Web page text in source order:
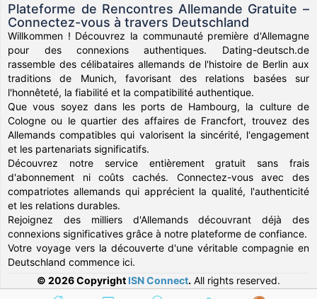
Plateforme de Rencontres Allemande Gratuite –
Connectez-vous à travers Deutschland
Willkommen ! Découvrez la communauté première d'Allemagne
pour des connexions authentiques. Dating-deutsch.de
rassemble des célibataires allemands de l'histoire de Berlin aux
traditions de Munich, favorisant des relations basées sur
l'honnêteté, la fiabilité et la compatibilité authentique.
Que vous soyez dans les ports de Hambourg, la culture de
Cologne ou le quartier des affaires de Francfort, trouvez des
Allemands compatibles qui valorisent la sincérité, l'engagement
et les partenariats significatifs.
Découvrez notre service entièrement gratuit sans frais
d'abonnement ni coûts cachés. Connectez-vous avec des
compatriotes allemands qui apprécient la qualité, l'authenticité
et les relations durables.
Rejoignez des milliers d'Allemands découvrant déjà des
connexions significatives grâce à notre plateforme de confiance.
Votre voyage vers la découverte d'une véritable compagnie en
Deutschland commence ici.
© 2026 Copyright ISN Connect. All rights reserved.